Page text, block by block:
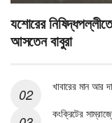
যশোরের
আসতেন বাবুরা
খাবারের মান আর
কংক্রিটের